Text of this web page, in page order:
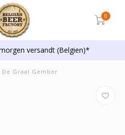
0
versandt (Belgien)*
De Graal Gember